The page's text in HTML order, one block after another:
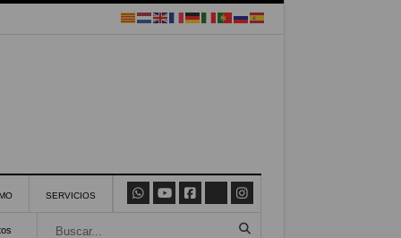
SERVICIOS